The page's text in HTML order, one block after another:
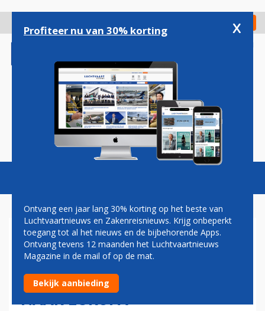
gaan
Check in
Magazine Podcasts Vacatures
INDIGO MET BOEING 787
NAAR BANGKOK
VOORAFGAAND AAN INZET
NAAR EUROPA
Profiteer nu van 30% korting x
Ontvang een jaar lang 30% korting op het beste van
Luchtvaartnieuws en Zakenreisnieuws. Krijg onbeperkt
toegang tot al het nieuws en de bijbehorende Apps.
Ontvang tevens 12 maanden het Luchtvaartnieuws
Magazine in de mail of op de mat.
Bekijk aanbieding